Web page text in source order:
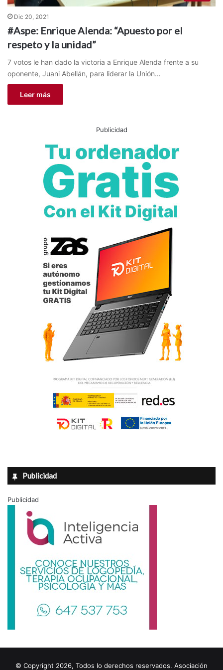
Dic 20, 2021
#Aspe: Enrique Alenda: “Apuesto por el
respeto y la unidad”
7 votos le han dado la victoria a Enrique Alenda frente a su
oponente, Juani Abellán, para liderar la Unión…
Leer más
Publicidad
Publicidad
Publicidad
© Copyright 2026, Todos lo derechos reservados. Asociación